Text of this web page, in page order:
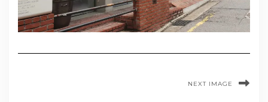
NEXT IMAGE